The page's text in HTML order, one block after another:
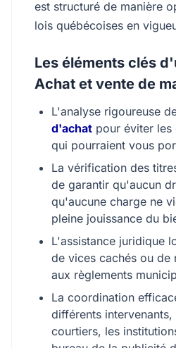
est structuré de manière
lois québécoises en
Les éléments clés
Achat et vente de
L'analyse rigoureuse
d'achat pour éviter les
qui pourraient vous
La vérification des
de garantir qu'aucun
qu'aucune charge ne
pleine jouissance du
L'assistance juridique
de vices cachés ou de
aux règlements
La coordination
différents intervenants,
courtiers, les